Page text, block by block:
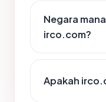
Negara
irco.com?
Apakah